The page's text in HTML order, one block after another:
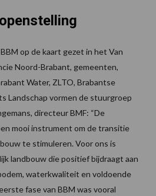
op de kaart gezet in het Van
Noord-Brabant, gemeenten,
Water, ZLTO, Brabantse
Landschap vormen de stuurgroep
directeur BMF: “De
mooi instrument om de transitie
te stimuleren. Voor ons is
landbouw die positief bijdraagt aan
waterkwaliteit en voldoende
fase van BBM was vooral